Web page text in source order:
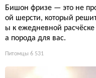
Бишон фризе — это не
ой шерсти, который
ы к ежедневной
а порода для вас.
Питомцы 6 531